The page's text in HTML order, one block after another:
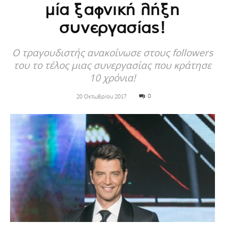
μία ξαφνική λήξη
συνεργασίας!
O τραγουδιστής ανακοίνωσε στους followers
του το τέλος μιας συνεργασίας που κράτησε
10 χρόνια!
20 Οκτωβρίου 2017 0